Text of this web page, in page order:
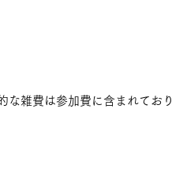
雑費は参加費に含まれており